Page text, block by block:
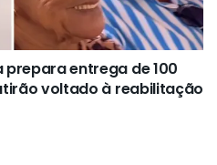
entrega de 100
voltado à reabilitação